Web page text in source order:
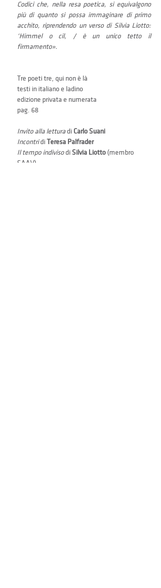
Codici che, nella resa poetica, si equivalgono
più di quanto si possa immaginare di primo
acchito, riprenden­do un verso di Silvia Liotto:
‘Himmel o cil, / è un unico tetto il
firmamento».
Tre poeti tre, qui non è là
testi in italiano e ladino
edizione privata e numerata
pag. 68
Invito alla lettura di Carlo Suani
Incontri di Teresa Palfrader
Il tempo indiviso di Silvia Liotto (membro
SAAV)